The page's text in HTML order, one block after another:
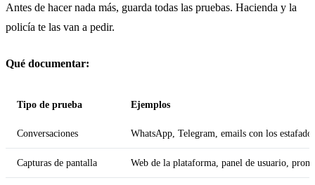
Antes de hacer nada más, guarda todas las pruebas. Hacienda y la
policía te las van a pedir.
Qué documentar:
Tipo de prueba Ejemplos
Conversaciones WhatsApp, Telegram, emails con los
Capturas de pantalla Web de la plataforma, panel de usuario,